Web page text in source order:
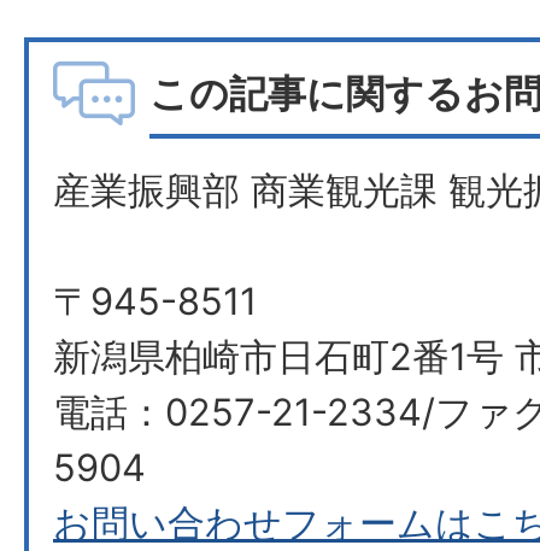
この記事に関するお
産業振興部 商業観光課 観光
〒945-8511
新潟県柏崎市日石町2番1号
電話：0257-21-2334/ファ
5904
お問い合わせフォームはこ